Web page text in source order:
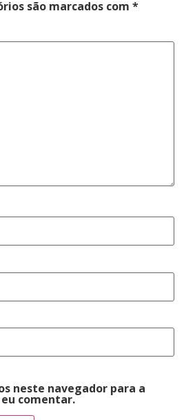
são marcados com *
neste navegador para a
comentar.